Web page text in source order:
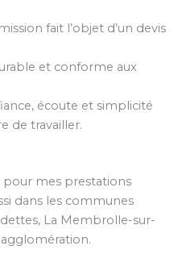
fait l’objet d’un devis
et conforme aux
écoute et simplicité
de travailler.
mes prestations
dans les communes
La Membrolle-sur-
agglomération.